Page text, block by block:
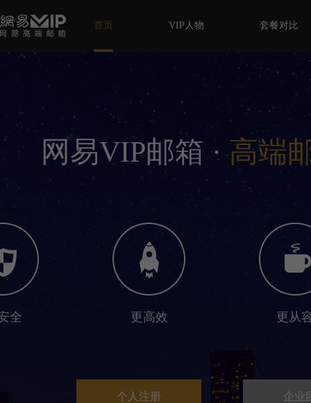
首页 VIP人物 套餐对比
网易VIP邮箱 ·高端
全 更高效 更从
个人注册 企业